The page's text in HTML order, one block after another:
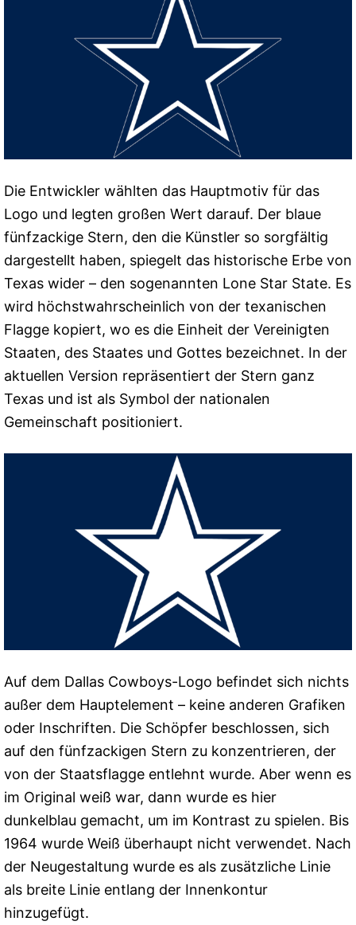
Die Entwickler wählten das Hauptmotiv für das
Logo und legten großen Wert darauf. Der blaue
fünfzackige Stern, den die Künstler so sorgfältig
dargestellt haben, spiegelt das historische Erbe von
Texas wider – den sogenannten Lone Star State. Es
wird höchstwahrscheinlich von der texanischen
Flagge kopiert, wo es die Einheit der Vereinigten
Staaten, des Staates und Gottes bezeichnet. In der
aktuellen Version repräsentiert der Stern ganz
Texas und ist als Symbol der nationalen
Gemeinschaft positioniert.
Auf dem Dallas Cowboys-Logo befindet sich nichts
außer dem Hauptelement – keine anderen Grafiken
oder Inschriften. Die Schöpfer beschlossen, sich
auf den fünfzackigen Stern zu konzentrieren, der
von der Staatsflagge entlehnt wurde. Aber wenn es
im Original weiß war, dann wurde es hier
dunkelblau gemacht, um im Kontrast zu spielen. Bis
1964 wurde Weiß überhaupt nicht verwendet. Nach
der Neugestaltung wurde es als zusätzliche Linie
als breite Linie entlang der Innenkontur
hinzugefügt.